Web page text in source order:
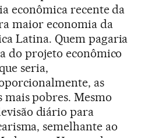
econômica recente da
maior economia da
Latina. Quem pagaria
do projeto econômico
seria,
as
mais pobres. Mesmo
diário para
semelhante ao